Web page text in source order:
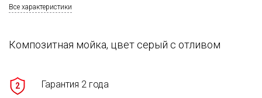
Все характеристики
Композитная мойка, цвет серый с отливом
2
Гарантия 2 года